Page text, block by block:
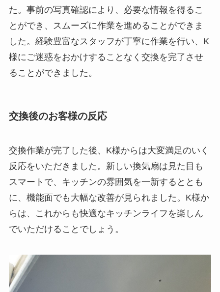
た。事前の写真確認により、必要な情報を得るこ
とができ、スムーズに作業を進めることができま
した。経験豊富なスタッフが丁寧に作業を行い、K
様にご迷惑をおかけすることなく交換を完了させ
ることができました。
交換後のお客様の反応
交換作業が完了した後、K様からは大変満足のいく
反応をいただきました。新しい換気扇は見た目も
スマートで、キッチンの雰囲気を一新するととも
に、機能面でも大幅な改善が見られました。K様か
らは、これからも快適なキッチンライフを楽しん
でいただけることでしょう。